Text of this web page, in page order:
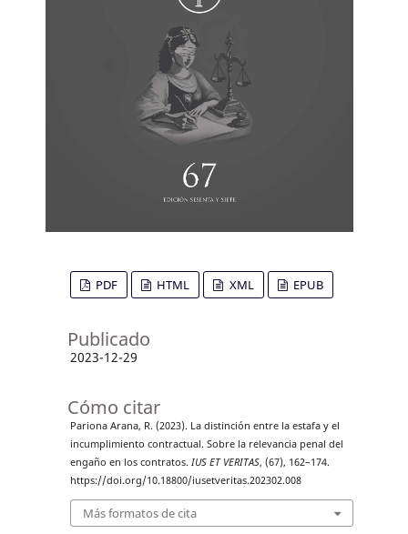
PDF HTML XML EPUB
Publicado
2023-12-29
Cómo citar
Pariona Arana, R. (2023). La distinción entre la estafa y el
incumplimiento contractual. Sobre la relevancia penal del
engaño en los contratos. IUS ET VERITAS, (67), 162–174.
https://doi.org/10.18800/iusetveritas.202302.008
Más formatos de cita